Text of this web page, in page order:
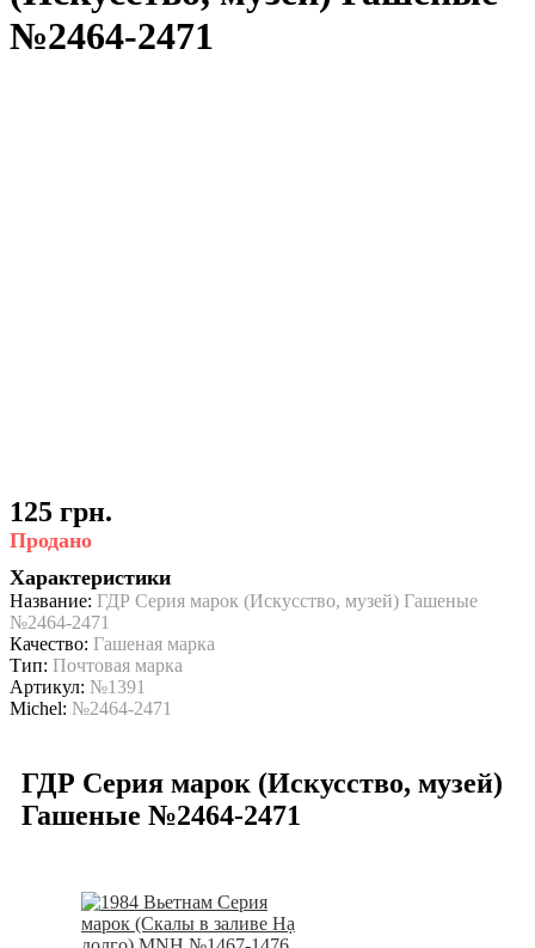
№2464-2471
125 грн.
Продано
Характеристики
Название: ГДР Серия марок (Искусство, музей) Гашеные
№2464-2471
Качество: Гашеная марка
Тип: Почтовая марка
Артикул: №1391
Michel: №2464-2471
ГДР Серия марок (Искусство, музей)
Гашеные №2464-2471